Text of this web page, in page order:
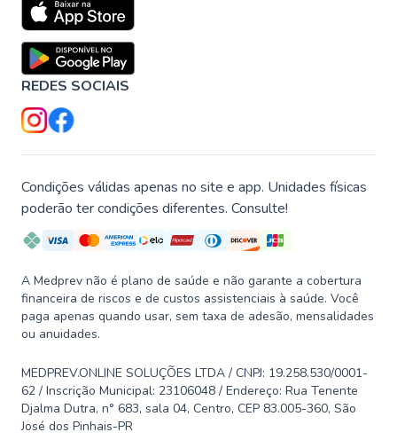
REDES SOCIAIS
Condições válidas apenas no site e app. Unidades físicas
poderão ter condições diferentes. Consulte!
A Medprev não é plano de saúde e não garante a cobertura
financeira de riscos e de custos assistenciais à saúde. Você
paga apenas quando usar, sem taxa de adesão, mensalidades
ou anuidades.
MEDPREV.ONLINE SOLUÇÕES LTDA / CNPJ: 19.258.530/0001-
62 / Inscrição Municipal: 23106048 / Endereço: Rua Tenente
Djalma Dutra, n° 683, sala 04, Centro, CEP 83.005-360, São
José dos Pinhais-PR